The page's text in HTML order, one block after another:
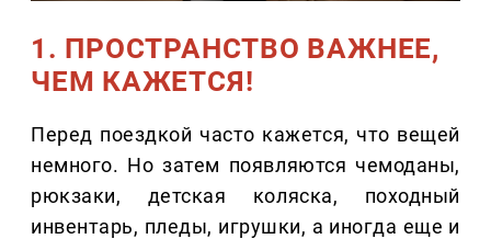
1. ПРОСТРАНСТВО ВАЖНЕЕ,
ЧЕМ КАЖЕТСЯ!
Перед поездкой часто кажется, что вещей
немного. Но затем появляются чемоданы,
рюкзаки, детская коляска, походный
инвентарь, пледы, игрушки, а иногда еще и